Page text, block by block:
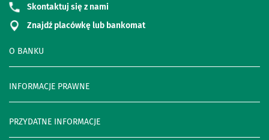
O BANKU
INFORMACJE PRAWNE
PRZYDATNE INFORMACJE
Skontaktuj się z nami
Znajdź placówkę lub bankomat